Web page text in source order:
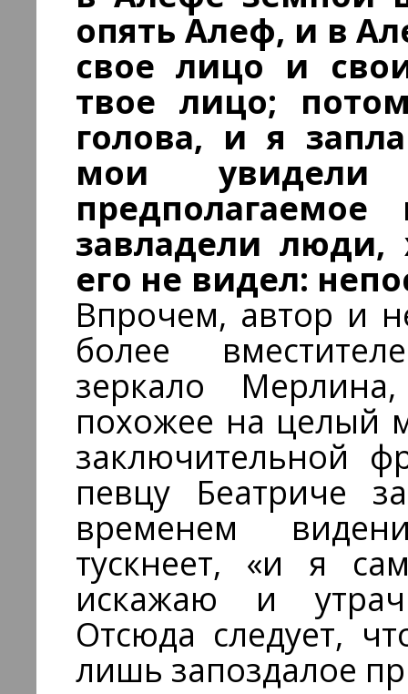
опять Алеф, и в
свое лицо и
твое лицо;
голова, и я
мои увидели
завладели люди,
его не видел:
Впрочем, автор и
более
зеркало
похожее на целый
заключительной
певцу Беатриче
временем
тускнеет, «и я
искажаю и
Отсюда следует,
лишь запоздалое